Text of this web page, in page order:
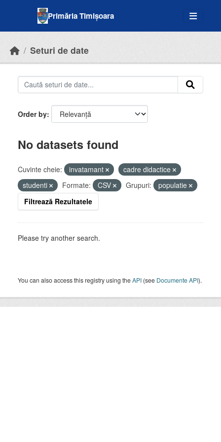
Primăria Timișoara
Seturi de date
Order by
No datasets found
Cuvinte cheie: invatamant
cadre didactice
studenti
Formate: CSV Grupuri:
populatie
Filtrează Rezultatele
Please try another search.
You can also access this registry using theAPI (see Documente API).